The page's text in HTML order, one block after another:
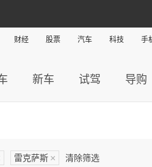
财经 股票 汽车 科技 手
新车 试驾 导购
雷克萨斯 × 清除筛选